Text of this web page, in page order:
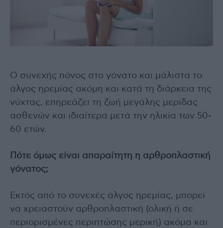
Ο συνεχής πόνος στο γόνατο και μάλιστα το
άλγος ηρεμίας ακόμη και κατά τη διάρκεια της
νύχτας, επηρεάζει τη ζωή μεγάλης μερίδας
ασθενών και ιδιαίτερα μετά την ηλικία των 50-
60 ετών.
Πότε όμως είναι απαραίτητη η αρθροπλαστική
γόνατος;
Εκτός από το συνεχές άλγος ηρεμίας, μπορεί
να χρειαστούν αρθροπλαστική (ολική ή σε
περιορισμένες περιπτώσης μερική) ακόμα και